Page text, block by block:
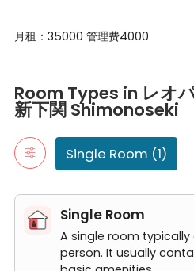
月租：35000 管理费4000
Single Room
A single room typically
レオパレスレクエルド新下関
Room Types in レオ
新下関 Shimonoseki
Single Room (1)
Single Room
A single room
person. It usually